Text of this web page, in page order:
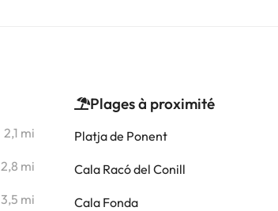
2,1 mi
2,8 mi
3,5 mi
Plages à proximité
Platja de Ponent
Cala Racó del Conill
Cala Fonda